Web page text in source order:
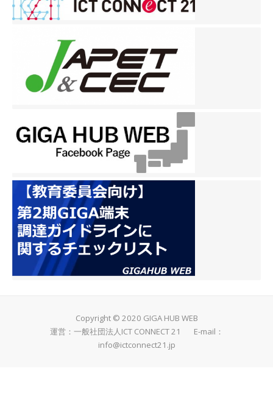
Copyright © 2020 GIGA HUB WEB
運営：一般社団法人ICT CONNECT 21 E-mail：
info@ictconnect21.jp